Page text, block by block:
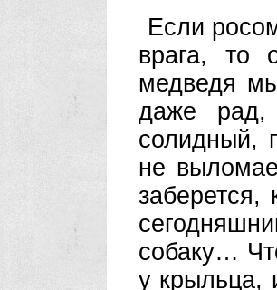
Если
врага, то
медведя
даже рад,
солидный,
не
заберется,
собаку…
у крыльца,